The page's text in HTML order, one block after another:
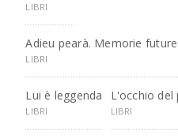
LIBRI
Adieu pearà. Memorie
LIBRI
Lui è leggenda
LIBRI
L'occhio del
LIBRI